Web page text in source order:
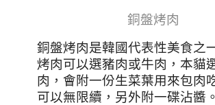
銅盤烤肉
銅盤烤肉是韓國代表性美食之
烤肉可以選豬肉或牛肉，本貓
肉，會附一份生菜葉用來包肉
可以無限續，另外附一碟沾醬。